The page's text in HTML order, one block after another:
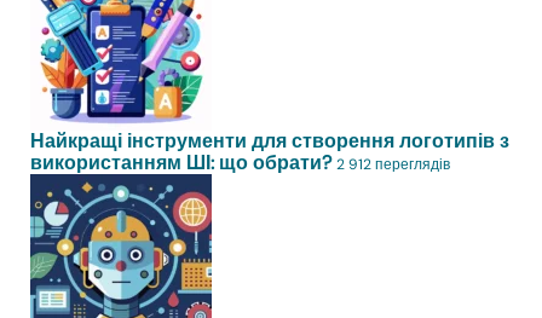
Найкращі інструменти для створення логотипів з
використанням ШІ: що обрати? 2 912 переглядів